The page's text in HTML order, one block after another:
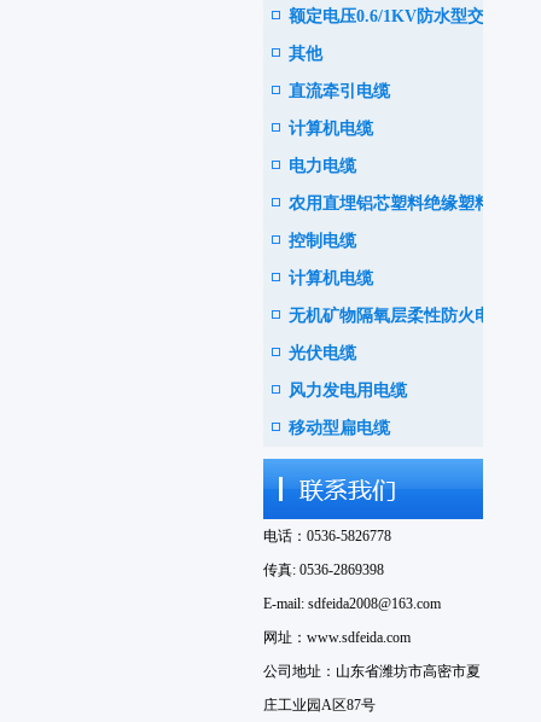
用电缆
额定电压0.6/1KV防水型交联
聚乙烯绝缘电力电缆
其他
直流牵引电缆
计算机电缆
电力电缆
农用直埋铝芯塑料绝缘塑料护
套电线电缆
控制电缆
计算机电缆
无机矿物隔氧层柔性防火电缆
光伏电缆
风力发电用电缆
移动型扁电缆
电话：0536-5826778
传真: 0536-2869398
E-mail: sdfeida2008@163.com
网址：www.sdfeida.com
公司地址：山东省潍坊市高密市夏
庄工业园A区87号